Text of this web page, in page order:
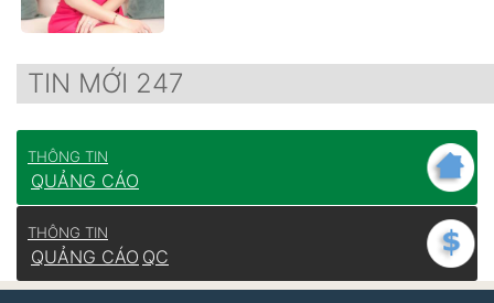
TIN MỚI 247
THÔNG TIN
QUẢNG CÁO
THÔNG TIN
QUẢNG CÁO QC